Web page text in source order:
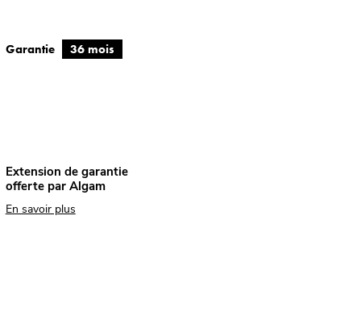
Garantie 36 mois
Extension de garantie
offerte par Algam
En savoir plus